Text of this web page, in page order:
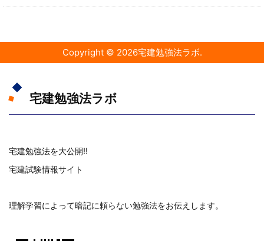
Copyright © 2026宅建勉強法ラボ.
宅建勉強法ラボ
宅建勉強法を大公開!!
宅建試験情報サイト
理解学習によって暗記に頼らない勉強法をお伝えします。